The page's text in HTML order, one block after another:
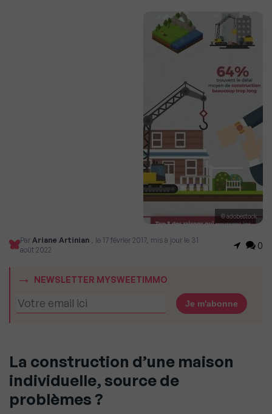
© adobestock
Par Ariane Artinian , le 17 février 2017, mis à jour le 31
août 2022
0
NEWSLETTER MYSWEETIMMO
La construction d’une maison
individuelle, source de
problèmes ?